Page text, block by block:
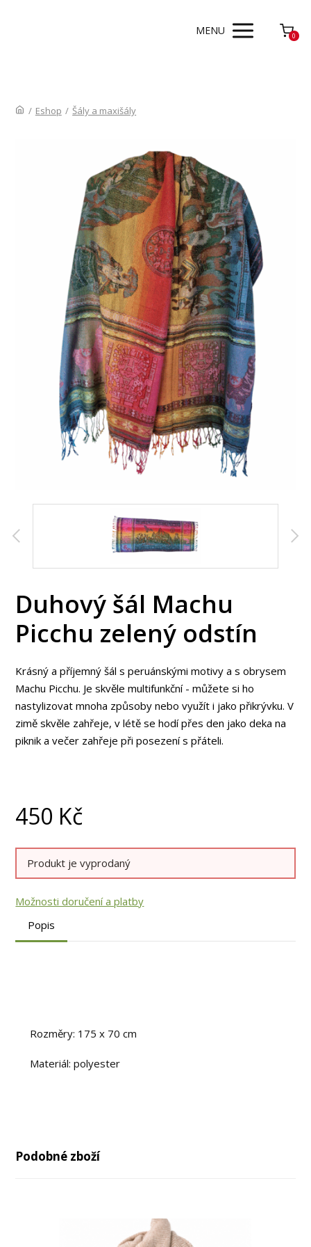
MENU 0
/ Eshop / Šály a maxišály
Duhový šál Machu
Picchu zelený odstín
Krásný a příjemný šál s peruánskými motivy a s obrysem
Machu Picchu. Je skvěle multifunkční - můžete si ho
nastylizovat mnoha způsoby nebo využít i jako přikrývku. V
zimě skvěle zahřeje, v létě se hodí přes den jako deka na
piknik a večer zahřeje při posezení s přáteli.
450 Kč
Produkt je vyprodaný
Možnosti doručení a platby
Popis
Rozměry: 175 x 70 cm
Materiál: polyester
Podobné zboží